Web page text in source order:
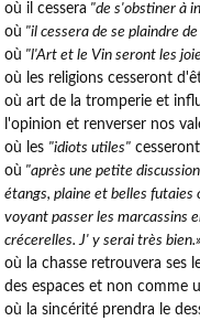
où il cessera "de s'obstiner à
où "il cessera de se plaindre
où "l'Art et le Vin seront les
où les religions cesseront
où art de la tromperie et
l'opinion et renverser nos
où les "idiots utiles"
où "après une petite
étangs, plaine et belles futaies
voyant passer les marcassins
crécerelles. J' y serai très bien.»
où la chasse retrouvera ses
des espaces et non comme
où la sincérité prendra le